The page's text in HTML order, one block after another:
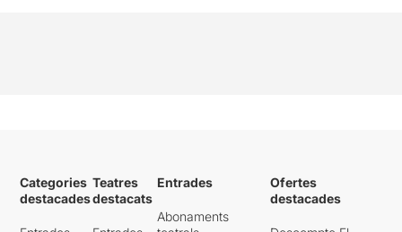
Categories
destacades
Teatres
destacats
Entrades
Abonaments
Ofertes
destacades